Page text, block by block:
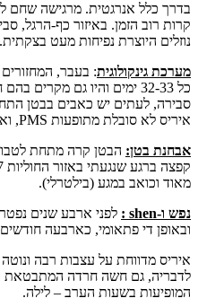
בדרך כלל אנרגטית. מרגישה שחם
קרות רוב הזמן. באיזור כף-הרגל,
נוזלים היוצרת נפיחות מעט בצקתית.
מערכת גינקולוגית: בעבר,
כל 32-33 ימים והיו גם
סבירה, לעתים יש כאבים בבטן
איריס לא סובלת מתופעות PMS, ואין הפרשות.
אבחנת בטן:
מאוד וכואב במגע (בילטרלי).
נפש ו-shen :
לפני ארבע שנים
ובאופן די פתאומי, כארבעה
איריס מדווחת על עצבות רבה
לדבריה, גם חשה חרדה המתבטאת
המופיעות בשעות הערב – לילה.